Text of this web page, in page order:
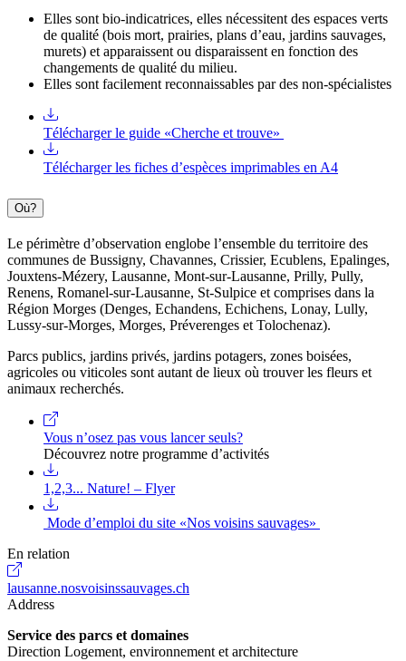
Elles sont bio-indicatrices, elles nécessitent des espaces verts
de qualité (bois mort, prairies, plans d’eau, jardins sauvages,
murets) et apparaissent ou disparaissent en fonction des
changements de qualité du milieu.
Elles sont facilement reconnaissables par des non-spécialistes
Télécharger le guide «Cherche et trouve»
Télécharger les fiches d’espèces imprimables en A4
Où?
Le périmètre d’observation englobe l’ensemble du territoire des
communes de Bussigny, Chavannes, Crissier, Ecublens, Epalinges,
Jouxtens-Mézery, Lausanne, Mont-sur-Lausanne, Prilly, Pully,
Renens, Romanel-sur-Lausanne, St-Sulpice et comprises dans la
Région Morges (Denges, Echandens, Echichens, Lonay, Lully,
Lussy-sur-Morges, Morges, Préverenges et Tolochenaz).
Parcs publics, jardins privés, jardins potagers, zones boisées,
agricoles ou viticoles sont autant de lieux où trouver les fleurs et
animaux recherchés.
Vous n’osez pas vous lancer seuls?
Découvrez notre programme d’activités
1,2,3... Nature! – Flyer
Mode d’emploi du site «Nos voisins sauvages»
En relation
lausanne.nosvoisinssauvages.ch
Address
Service des parcs et domaines
Direction Logement, environnement et architecture